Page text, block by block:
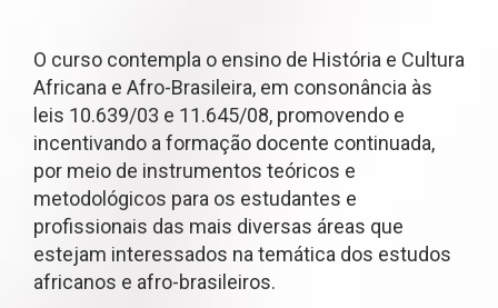
O curso contempla o ensino de História e Cultura
Africana e Afro-Brasileira, em consonância às
leis 10.639/03 e 11.645/08, promovendo e
incentivando a formação docente continuada,
por meio de instrumentos teóricos e
metodológicos para os estudantes e
profissionais das mais diversas áreas que
estejam interessados na temática dos estudos
africanos e afro-brasileiros.